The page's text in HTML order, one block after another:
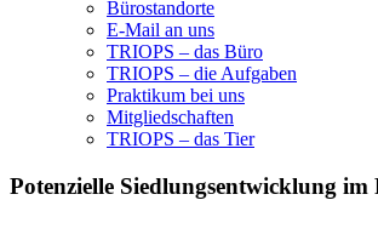
Bürostandorte
E-Mail an uns
TRIOPS – das Büro
TRIOPS – die Aufgaben
Praktikum bei uns
Mitgliedschaften
TRIOPS – das Tier
Potenzielle Siedlungsentwicklung